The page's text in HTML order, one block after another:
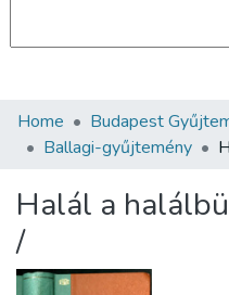
Communities &
Statistics
About us
Home Budapest
Ballagi-gyűjtemény
Halál a
/